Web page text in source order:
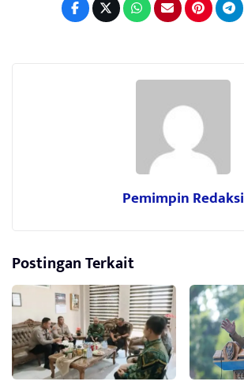
Pemimpin Redaksi
Postingan Terkait